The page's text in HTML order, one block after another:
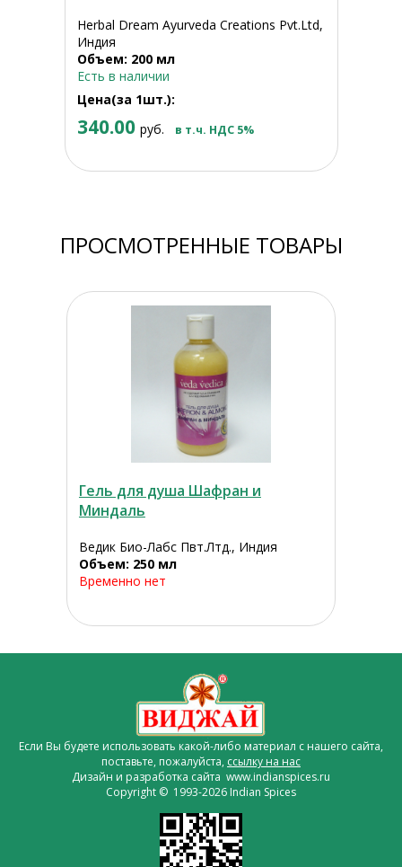
Herbal Dream Ayurveda Creations Pvt.Ltd,
Индия
Объем: 200 мл
Есть в наличии
Цена(за 1шт.):
340.00 руб. в т.ч. НДС 5%
ПРОСМОТРЕННЫЕ ТОВАРЫ
Гель для душа Шафран и
Миндаль
Ведик Био-Лабс Пвт.Лтд., Индия
Объем: 250 мл
Временно нет
Если Вы будете использовать какой-либо материал с нашего сайта,
поставьте, пожалуйста, ссылку на нас
Дизайн и разработка сайта www.indianspices.ru
Copyright © 1993-2026 Indian Spices